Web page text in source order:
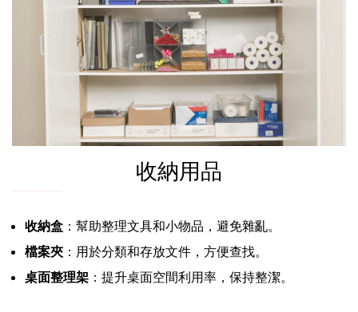
收納用品
收納盒 ：幫助整理文具和小物品，避免雜亂。
檔案夾 ：用於分類和存放文件，方便查找。
桌面整理架 ：提升桌面空間利用率，保持整潔。